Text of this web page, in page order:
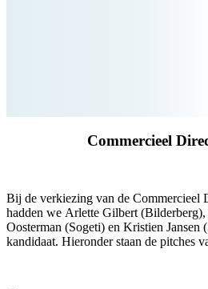
Commercieel
Bij de verkiezing van de Commercieel
hadden we Arlette Gilbert (Bilderberg),
Oosterman (Sogeti) en Kristien Jansen
kandidaat. Hieronder staan de pitches